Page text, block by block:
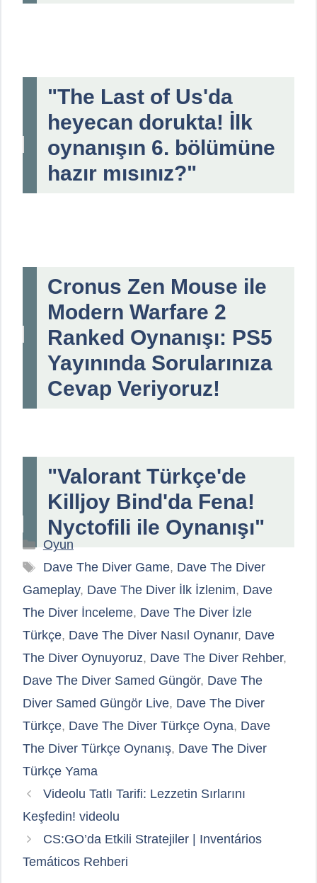
"The Last of Us'da
heyecan dorukta! İlk
oynanışın 6. bölümüne
hazır mısınız?"
Cronus Zen Mouse ile
Modern Warfare 2
Ranked Oynanışı: PS5
Yayınında Sorularınıza
Cevap Veriyoruz!
"Valorant Türkçe'de
Killjoy Bind'da Fena!
Nyctofili ile Oynanışı"
Kategoriler
Oyun
Etiketler
Dave The Diver Game, Dave The Diver
Gameplay, Dave The Diver İlk İzlenim, Dave
The Diver İnceleme, Dave The Diver İzle
Türkçe, Dave The Diver Nasıl Oynanır, Dave
The Diver Oynuyoruz, Dave The Diver Rehber,
Dave The Diver Samed Güngör, Dave The
Diver Samed Güngör Live, Dave The Diver
Türkçe, Dave The Diver Türkçe Oyna, Dave
The Diver Türkçe Oynanış, Dave The Diver
Türkçe Yama
Videolu Tatlı Tarifi: Lezzetin Sırlarını
Keşfedin! videolu
CS:GO’da Etkili Stratejiler | Inventários
Temáticos Rehberi